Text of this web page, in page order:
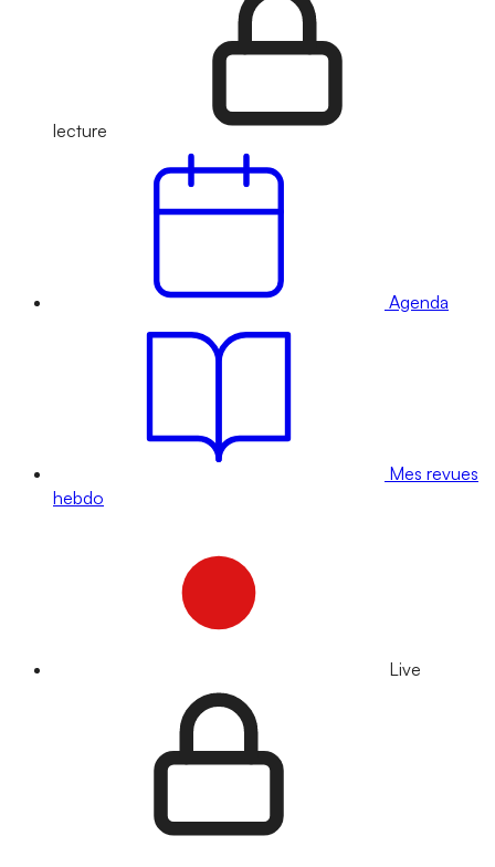
lecture
Agenda
Mes revues
hebdo
Live